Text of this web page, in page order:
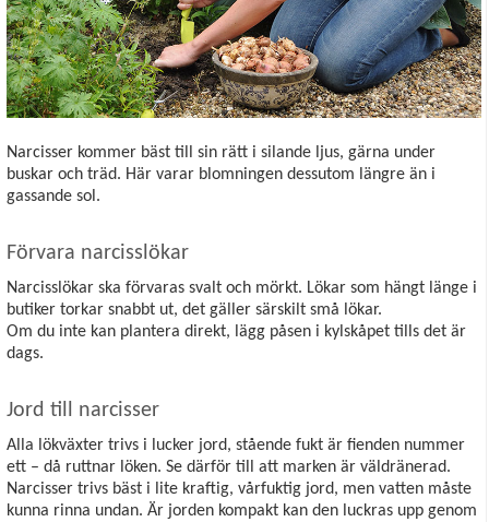
Narcisser kommer bäst till sin rätt i silande ljus, gärna under
buskar och träd. Här varar blomningen dessutom längre än i
gassande sol.
Förvara narcisslökar
Narcisslökar ska förvaras svalt och mörkt. Lökar som hängt länge i
butiker torkar snabbt ut, det gäller särskilt små lökar.
Om du inte kan plantera direkt, lägg påsen i kylskåpet tills det är
dags.
Jord till narcisser
Alla lökväxter trivs i lucker jord, stående fukt är fienden nummer
ett – då ruttnar löken. Se därför till att marken är väldränerad.
Narcisser trivs bäst i lite kraftig, vårfuktig jord, men vatten måste
kunna rinna undan. Är jorden kompakt kan den luckras upp genom